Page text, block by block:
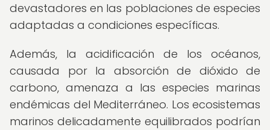
devastadores en las poblaciones de especies
adaptadas a condiciones específicas.
Además, la acidificación de los océanos,
causada por la absorción de dióxido de
carbono, amenaza a las especies marinas
endémicas del Mediterráneo. Los ecosistemas
marinos delicadamente equilibrados podrían